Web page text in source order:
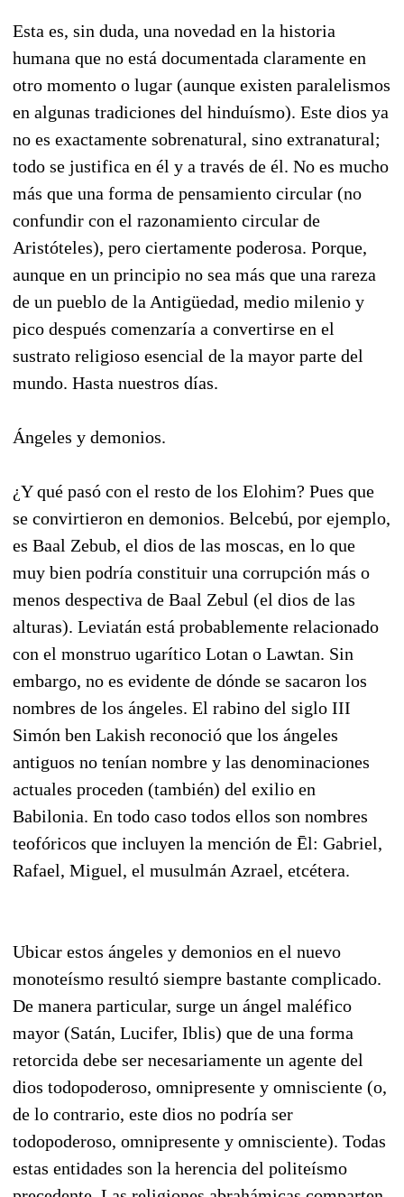
Esta es, sin duda, una novedad en la historia
humana que no está documentada claramente en
otro momento o lugar (aunque existen paralelismos
en algunas tradiciones del hinduísmo). Este dios ya
no es exactamente sobrenatural, sino extranatural;
todo se justifica en él y a través de él. No es mucho
más que una forma de pensamiento circular (no
confundir con el razonamiento circular de
Aristóteles), pero ciertamente poderosa. Porque,
aunque en un principio no sea más que una rareza
de un pueblo de la Antigüedad, medio milenio y
pico después comenzaría a convertirse en el
sustrato religioso esencial de la mayor parte del
mundo. Hasta nuestros días.
Ángeles y demonios.
¿Y qué pasó con el resto de los Elohim? Pues que
se convirtieron en demonios. Belcebú, por ejemplo,
es Baal Zebub, el dios de las moscas, en lo que
muy bien podría constituir una corrupción más o
menos despectiva de Baal Zebul (el dios de las
alturas). Leviatán está probablemente relacionado
con el monstruo ugarítico Lotan o Lawtan. Sin
embargo, no es evidente de dónde se sacaron los
nombres de los ángeles. El rabino del siglo III
Simón ben Lakish reconoció que los ángeles
antiguos no tenían nombre y las denominaciones
actuales proceden (también) del exilio en
Babilonia. En todo caso todos ellos son nombres
teofóricos que incluyen la mención de Ēl: Gabriel,
Rafael, Miguel, el musulmán Azrael, etcétera.
Ubicar estos ángeles y demonios en el nuevo
monoteísmo resultó siempre bastante complicado.
De manera particular, surge un ángel maléfico
mayor (Satán, Lucifer, Iblis) que de una forma
retorcida debe ser necesariamente un agente del
dios todopoderoso, omnipresente y omnisciente (o,
de lo contrario, este dios no podría ser
todopoderoso, omnipresente y omnisciente). Todas
estas entidades son la herencia del politeísmo